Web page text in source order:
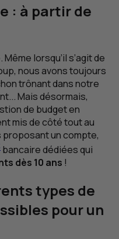
: à partir de
Même lorsqu’il s’agit de
nous avons toujours
trônant dans notre
Mais désormais,
de budget en
mis de côté tout au
proposant un compte,
bancaire dédiées qui
dès 10 ans !
types de
pour un